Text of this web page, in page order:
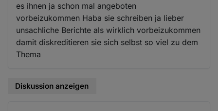
es ihnen ja schon mal angeboten
vorbeizukommen Haba sie schreiben ja lieber
unsachliche Berichte als wirklich vorbeizukommen
damit diskreditieren sie sich selbst so viel zu dem
Thema
Diskussion anzeigen